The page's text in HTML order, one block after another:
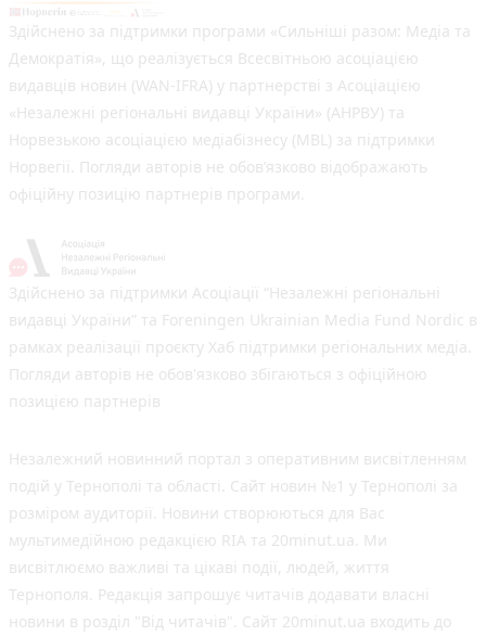
Здійснено за підтримки програми «Сильніші разом: Медіа та
Демократія», що реалізується Всесвітньою асоціацією
видавців новин (WAN-IFRA) у партнерстві з Асоціацією
«Незалежні регіональні видавці України» (АНРВУ) та
Норвезькою асоціацією медіабізнесу (MBL) за підтримки
Норвегії. Погляди авторів не обов’язково відображають
офіційну позицію партнерів програми.
Здійснено за підтримки Асоціації “Незалежні регіональні
видавці України” та Foreningen Ukrainian Media Fund Nordic в
рамках реалізації проєкту Хаб підтримки регіональних медіа.
Погляди авторів не обов'язково збігаються з офіційною
позицією партнерів
Незалежний новинний портал з оперативним висвітленням
подій у Тернополі та області. Сайт новин №1 у Тернополі за
розміром аудиторії. Новини створюються для Вас
мультимедійною редакцією RIA та 20minut.ua. Ми
висвітлюємо важливі та цікаві події, людей, життя
Тернополя. Редакція запрошує читачів додавати власні
новини в розділ "Від читачів". Сайт 20minut.ua входить до